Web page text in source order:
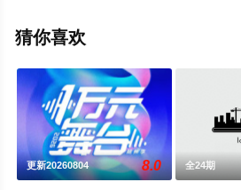
解。
猜你喜欢
更新20260804 8.0 全24期